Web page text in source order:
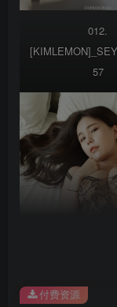
012.
57
付费资源